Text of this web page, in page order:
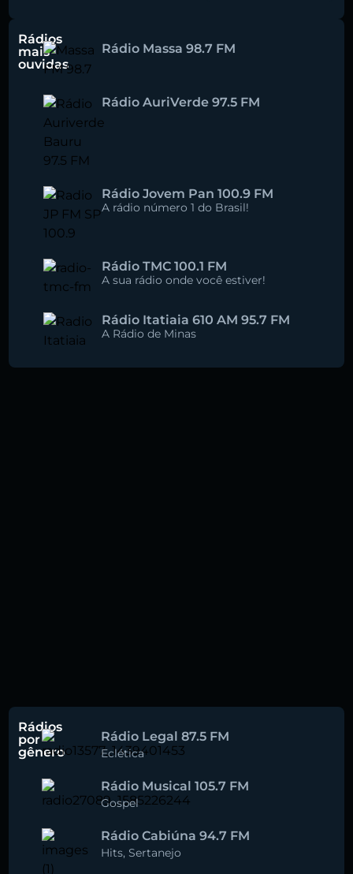
Rádios
mais
ouvidas
Rádio Massa 98.7 FM
Rádio AuriVerde 97.5 FM
Rádio Jovem Pan 100.9 FM
A rádio número 1 do Brasil!
Rádio TMC 100.1 FM
A sua rádio onde você estiver!
Rádio Itatiaia 610 AM 95.7 FM
A Rádio de Minas
Rádios
por
gênero
Rádio Legal 87.5 FM
Eclética
Rádio Musical 105.7 FM
Gospel
Rádio Cabiúna 94.7 FM
Hits, Sertanejo